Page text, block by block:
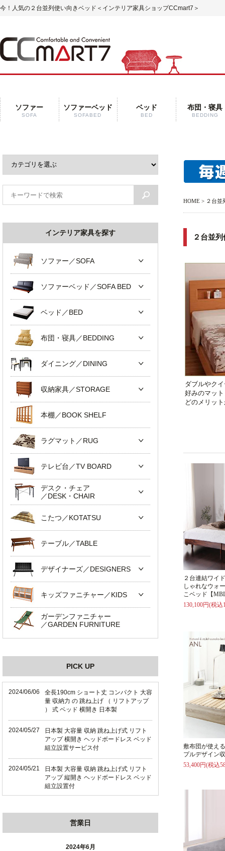
今！人気の２台並列使い向きベッド ＜インテリア家具ショップCCmart7＞
ソファー
SOFA
ソファーベッド
SOFABED
ベッド
BED
布団・寝具
BEDDING
HOME > ２台並
２台並
ダブルやク
好みのマッ
どのメリッ
２台連結ワイ
しゃれなウォ
こベッド【
130,100円(税込
敷布団が使え
プルデザイン
53,400円(税込
インテリア家具を探す
ソファー／SOFA
ソファーベッド／SOFA BED
ベッド／BED
布団・寝具／BEDDING
ダイニング／DINING
収納家具／STORAGE
本棚／BOOK SHELF
ラグマット／RUG
テレビ台／TV BOARD
デスク・チェア
／DESK・CHAIR
こたつ／KOTATSU
テーブル／TABLE
デザイナーズ／DESIGNERS
キッズファニチャー／KIDS
ガーデンファニチャー
／GARDEN FURNITURE
PICK UP
2024/06/06
全長190cm ショート丈 コンパクト 大容
量 収納力 の 跳ね上げ （ リフトアップ
） 式 ベッド 横開き 日本製
2024/05/27
日本製 大容量 収納 跳ね上げ式 リフト
アップ 横開き ヘッドボードレス ベッド
組立設置サービス付
2024/05/21
日本製 大容量 収納 跳ね上げ式 リフト
アップ 縦開き ヘッドボードレス ベッド
組立設置付
ド 組立設置 付き
日本製 収納 跳ね上げ式 リフトアップ
営業日
2024年6月